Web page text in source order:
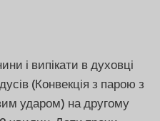
і випікати в духовці
(Конвекція з парою з
ударом) на другому